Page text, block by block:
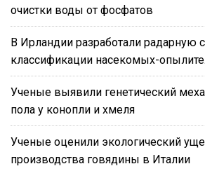
очистки воды от фосфатов
В Ирландии разработали радарную
классификации насекомых-
Ученые выявили генетический
пола у конопли и хмеля
Ученые оценили экологический
производства говядины в Италии